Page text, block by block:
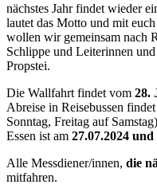
nächstes Jahr findet wieder
lautet das Motto und mit
wollen wir gemeinsam nach
Schlippe und Leiterinnen
Propstei.
Die Wallfahrt findet vom 28.
Abreise in Reisebussen
Sonntag, Freitag auf
Essen ist am 27.07.2024
Alle Messdiener/innen, die
mitfahren.